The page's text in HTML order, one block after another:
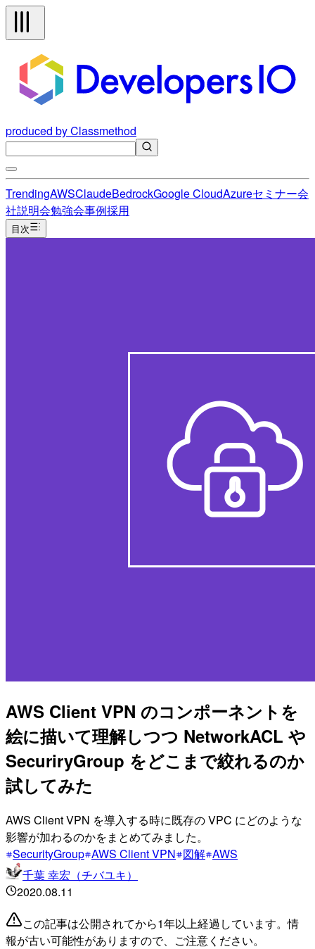
produced by Classmethod
TrendingAWSClaudeBedrockGoogle CloudAzureセミナー会
社説明会勉強会事例採用
目次
AWS Client VPN のコンポーネントを
絵に描いて理解しつつ NetworkACL や
SecuriryGroup をどこまで絞れるのか
試してみた
AWS Client VPN を導入する時に既存の VPC にどのような
影響が加わるのかをまとめてみました。
SecurityGroup AWS Client VPN 図解 AWS
千葉 幸宏（チバユキ）
2020.08.11
この記事は公開されてから1年以上経過しています。情
報が古い可能性がありますので、ご注意ください。